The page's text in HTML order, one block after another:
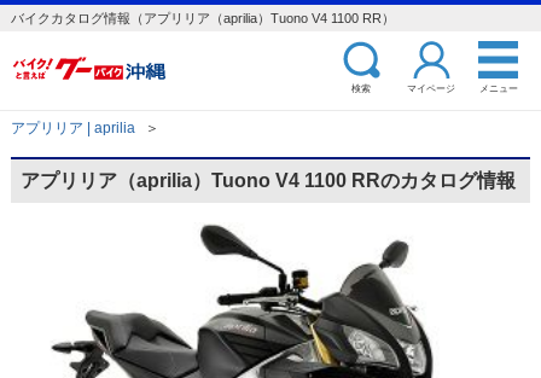
バイクカタログ情報（アプリリア（aprilia）Tuono V4 1100 RR）
検索 マイページ メニュー
アプリリア | aprilia ＞
アプリリア（aprilia）Tuono V4 1100 RRのカタログ情報